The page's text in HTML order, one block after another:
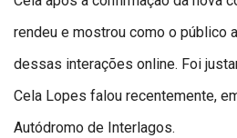
rendeu e mostrou como o público
dessas interações online. Foi
Cela Lopes falou recentemente,
Autódromo de Interlagos.